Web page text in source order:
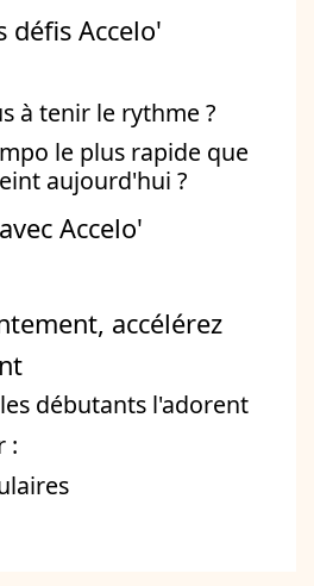
défis Accelo'
à tenir le rythme ?
le plus rapide que
aujourd'hui ?
Accelo'
accélérez
débutants l'adorent
: